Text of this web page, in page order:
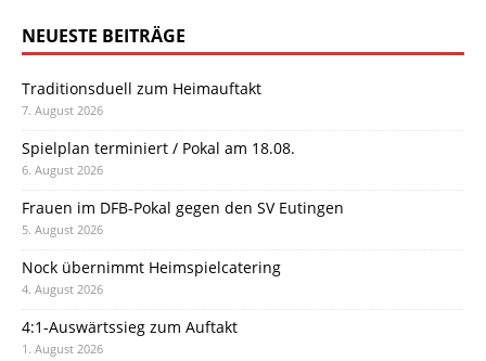
NEUESTE BEITRÄGE
Traditionsduell zum Heimauftakt
7. August 2026
Spielplan terminiert / Pokal am 18.08.
6. August 2026
Frauen im DFB-Pokal gegen den SV Eutingen
5. August 2026
Nock übernimmt Heimspielcatering
4. August 2026
4:1-Auswärtssieg zum Auftakt
1. August 2026